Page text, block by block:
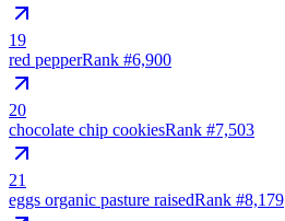
19
red pepperRank #6,900
20
chocolate chip cookiesRank #7,503
21
eggs organic pasture raisedRank #8,179